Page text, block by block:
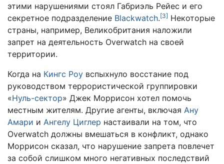
этими нарушениями стоял Габриэль Рейес и его
секретное подразделение Blackwatch.[3] Некоторые
страны, например, Великобритания наложили
запрет на деятельность Overwatch на своей
территории.
Когда на Кингс Роу вспыхнуло восстание под
руководством террористической группировки
«Нуль-сектор» Джек Моррисон хотел помочь
местным жителям. Другие агенты, включая Ану
Амари и Ангелу Циглер настаивали на том, что
Overwatch должны вмешаться в конфликт, однако
Моррисон сказал, что нарушение запрета повлечет
за собой слишком много негативных последствий